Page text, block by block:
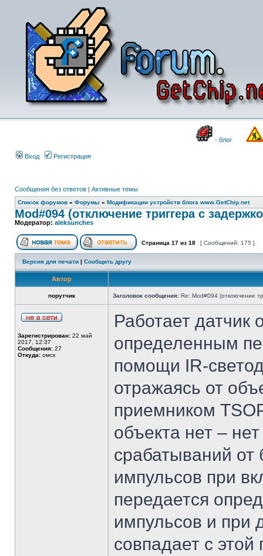
- блог
Вход Регистрация
Сообщения без ответов | Активные темы
Список форумов » Форумы » Модификации устройств блога www.GetChip.net
Mod#094 (отключение триггера с
Модератор: aleksunches
Страница 17 из 18 [ Сообщений: 175 ]
Версия для печати | Сообщить другу
Автор
порутчик Заголовок сообщения: Re: Mod#094 (отключение
Зарегистрирован: 22 май
2017, 12:37
Сообщения: 27
Откуда: омск
Работает датчик
определенным
помощи IR-
отражаясь от
приемником
объекта нет –
срабатываний от
импульсов при
передается
импульсов и при
совпадает с